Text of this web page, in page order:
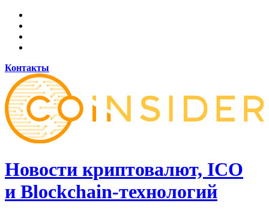
Контакты
Новости криптовалют, ICO
и Blockchain-технологий